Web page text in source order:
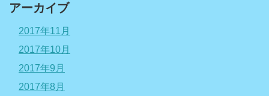
アーカイブ
2017年11月
2017年10月
2017年9月
2017年8月